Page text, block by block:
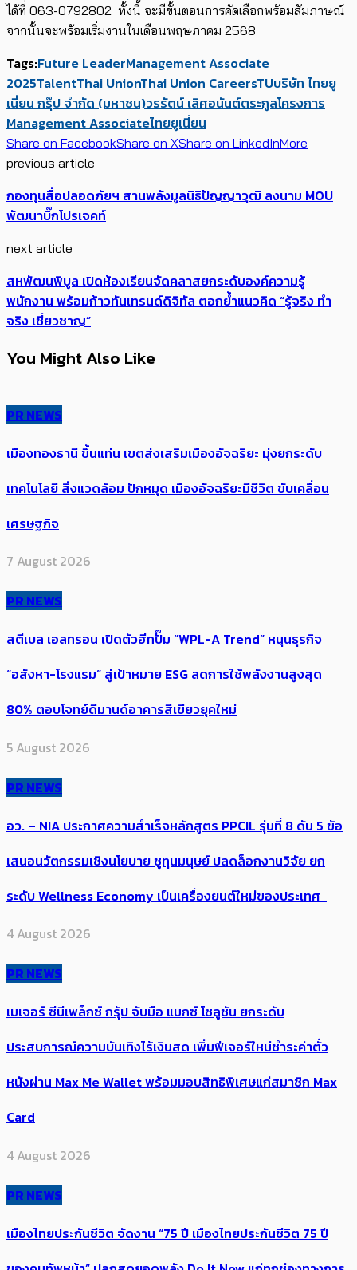
ได้ที่ 063-0792802 ทั้งนี้ จะมีขั้นตอนการคัดเลือกพร้อมสัมภาษณ์
จากนั้นจะพร้อมเริ่มงานในเดือนพฤษภาคม 2568
Tags:Future LeaderManagement Associate
2025TalentThai UnionThai Union CareersTUบริษัท ไทยยู
เนี่ยน กรุ๊ป จำกัด (มหาชน)วรรัตน์ เลิศอนันต์ตระกูลโครงการ
Management Associateไทยยูเนี่ยน
Share on FacebookShare on XShare on LinkedInMore
previous article
กองทุนสื่อปลอดภัยฯ สานพลังมูลนิธิปัญญาวุฒิ ลงนาม MOU
พัฒนาบิ๊กโปรเจคท์
next article
สหพัฒนพิบูล เปิดห้องเรียนจัดคลาสยกระดับองค์ความรู้
พนักงาน พร้อมก้าวทันเทรนด์ดิจิทัล ตอกย้ำแนวคิด “รู้จริง ทำ
จริง เชี่ยวชาญ”
You Might Also Like
PR NEWS
เมืองทองธานี ขึ้นแท่น เขตส่งเสริมเมืองอัจฉริยะ มุ่งยกระดับ
เทคโนโลยี สิ่งแวดล้อม ปักหมุด เมืองอัจฉริยะมีชีวิต ขับเคลื่อน
เศรษฐกิจ
7 August 2026
PR NEWS
สตีเบล เอลทรอน เปิดตัวฮีทปั๊ม “WPL-A Trend” หนุนธุรกิจ
“อสังหา-โรงแรม” สู่เป้าหมาย ESG ลดการใช้พลังงานสูงสุด
80% ตอบโจทย์ดีมานด์อาคารสีเขียวยุคใหม่
5 August 2026
PR NEWS
อว. – NIA ประกาศความสำเร็จหลักสูตร PPCIL รุ่นที่ 8 ดัน 5 ข้อ
เสนอนวัตกรรมเชิงนโยบาย ชูทุนมนุษย์ ปลดล็อกงานวิจัย ยก
ระดับ Wellness Economy เป็นเครื่องยนต์ใหม่ของประเทศ
4 August 2026
PR NEWS
เมเจอร์ ซีนีเพล็กซ์ กรุ้ป จับมือ แมกซ์ โซลูชัน ยกระดับ
ประสบการณ์ความบันเทิงไร้เงินสด เพิ่มฟีเจอร์ใหม่ชำระค่าตั๋ว
หนังผ่าน Max Me Wallet พร้อมมอบสิทธิพิเศษแก่สมาชิก Max
Card
4 August 2026
PR NEWS
เมืองไทยประกันชีวิต จัดงาน “75 ปี เมืองไทยประกันชีวิต 75 ปี